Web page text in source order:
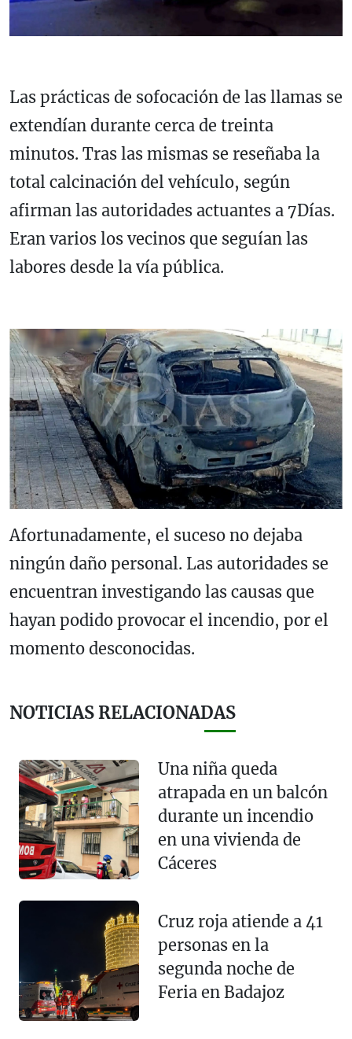
Las prácticas de sofocación de las llamas se
extendían durante cerca de treinta
minutos. Tras las mismas se reseñaba la
total calcinación del vehículo, según
afirman las autoridades actuantes a 7Días.
Eran varios los vecinos que seguían las
labores desde la vía pública.
Afortunadamente, el suceso no dejaba
ningún daño personal. Las autoridades se
encuentran investigando las causas que
hayan podido provocar el incendio, por el
momento desconocidas.
NOTICIAS RELACIONADAS
Una niña queda
atrapada en un balcón
durante un incendio
en una vivienda de
Cáceres
Cruz roja atiende a 41
personas en la
segunda noche de
Feria en Badajoz